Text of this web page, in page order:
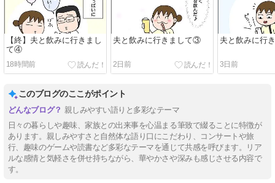
【終】夫と飲みに行きまし
て④
18時間前
夫と飲みに行きまして③
2日前
夫と飲みに行
3日前
このブログのここがポイント
親しみやすい語りと多彩なテーマ
日々の暮らしや趣味、家族との出来事を心温まる筆致で綴ることに特徴が
あります。親しみやすさと自然体な語り口にこだわり、コンサートや旅
行、趣味のゲームや読書など多彩なテーマを通じて共感を呼びます。リア
ルな感情と気軽さを併せ持ちながら、華やかさや深みも感じさせる内容で
す。